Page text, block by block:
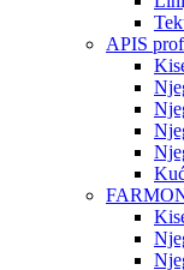
APIS